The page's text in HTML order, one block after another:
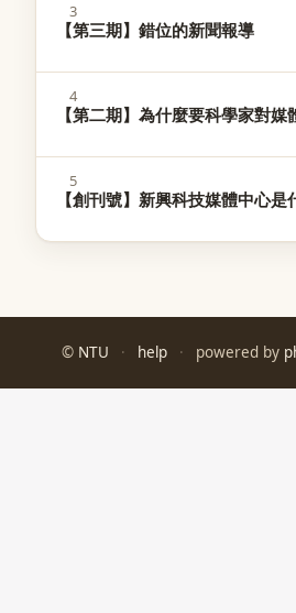
3
【第三期】錯位的新聞報導
4
【第二期】為什麼要科學家對媒
5
【創刊號】新興科技媒體中心是
© NTU · help · powered by